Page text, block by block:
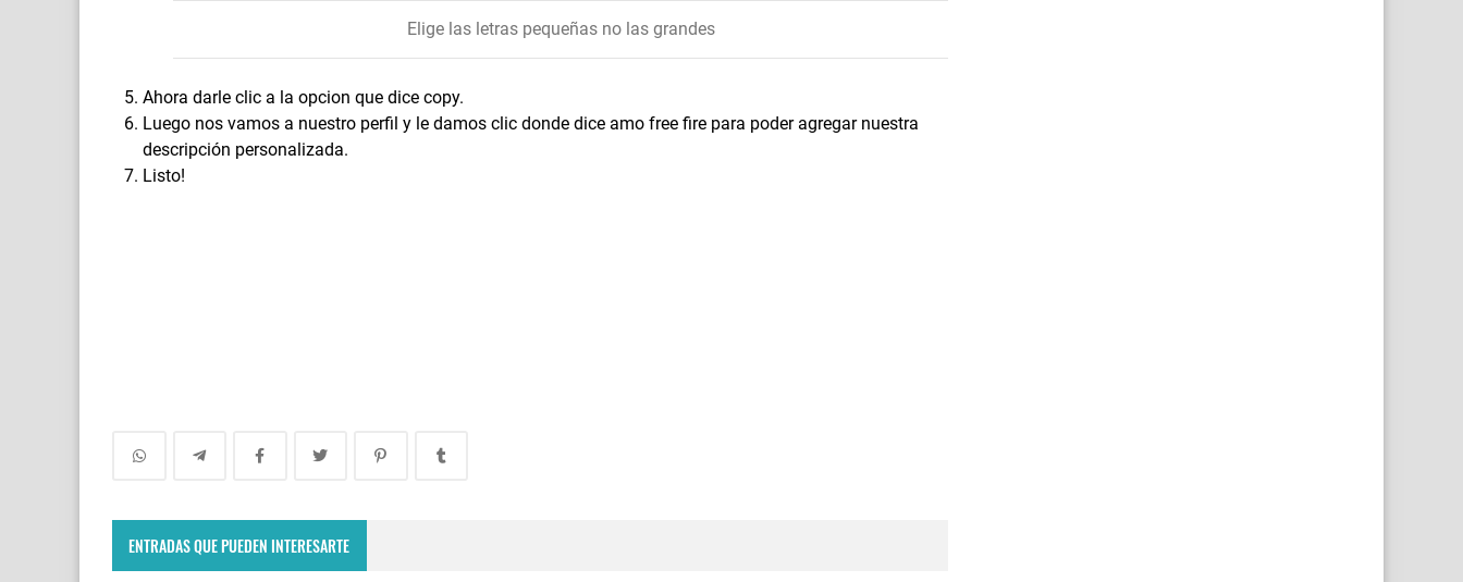
Elige las letras pequeñas no las grandes
Ahora darle clic a la opcion que dice copy.
Luego nos vamos a nuestro perfil y le damos clic donde dice amo free fire para poder agregar nuestra
descripción personalizada.
Listo!
ENTRADAS QUE PUEDEN INTERESARTE